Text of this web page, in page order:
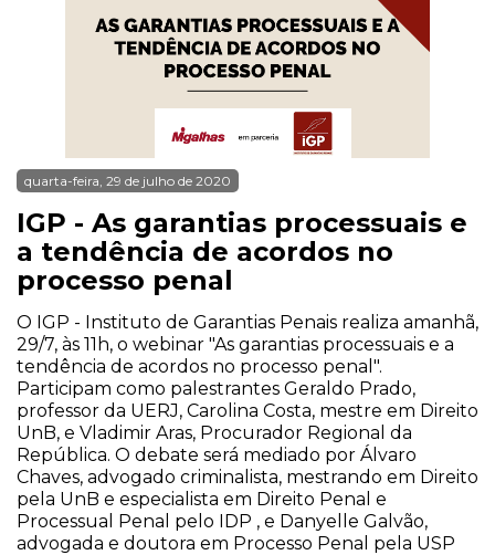
quarta-feira, 29 de julho de 2020
IGP - As garantias processuais e
a tendência de acordos no
processo penal
O IGP - Instituto de Garantias Penais realiza amanhã,
29/7, às 11h, o webinar "As garantias processuais e a
tendência de acordos no processo penal".
Participam como palestrantes Geraldo Prado,
professor da UERJ, Carolina Costa, mestre em Direito
UnB, e Vladimir Aras, Procurador Regional da
República. O debate será mediado por Álvaro
Chaves, advogado criminalista, mestrando em Direito
pela UnB e especialista em Direito Penal e
Processual Penal pelo IDP , e Danyelle Galvão,
advogada e doutora em Processo Penal pela USP